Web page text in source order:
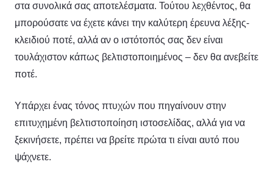
στα συνολικά σας αποτελέσματα. Τούτου λεχθέντος, θα
μπορούσατε να έχετε κάνει την καλύτερη έρευνα λέξης-
κλειδιού ποτέ, αλλά αν ο ιστότοπός σας δεν είναι
τουλάχιστον κάπως βελτιστοποιημένος – δεν θα ανεβείτε
ποτέ.
Υπάρχει ένας τόνος πτυχών που πηγαίνουν στην
επιτυχημένη βελτιστοποίηση ιστοσελίδας, αλλά για να
ξεκινήσετε, πρέπει να βρείτε πρώτα τι είναι αυτό που
ψάχνετε.